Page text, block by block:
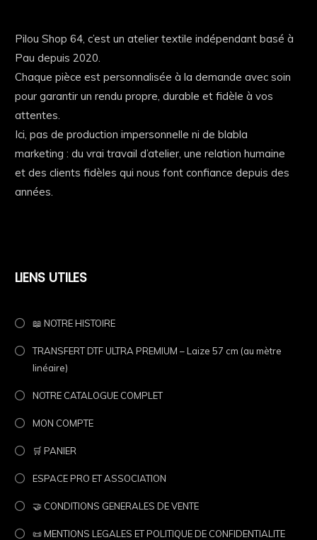
Pilou Shop 64, c’est un atelier textile indépendant basé à
Pau depuis 2020.
Chaque pièce est personnalisée à la demande avec soin
pour garantir un rendu propre, durable et fidèle à vos
attentes.
Ici, pas de production impersonnelle ni de blabla
marketing : du vrai travail d’atelier, une relation humaine
et des clients fidèles qui nous font confiance depuis des
années.
LIENS UTILES
📖 NOTRE HISTOIRE
TRANSFERT DTF ULTRA PREMIUM – Laize 57 cm (au mètre
linéaire)
NOTRE CATALOGUE COMPLET
MON COMPTE
🛒 PANIER
ESPACE PRO ET ASSOCIATION
🤝 CONDITIONS GENERALES DE VENTE
📜 MENTIONS LEGALES ET POLITIQUE DE CONFIDENTIALITE